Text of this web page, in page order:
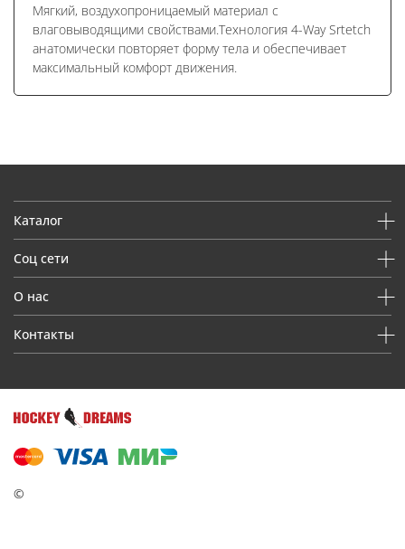
Мягкий, воздухопроницаемый материал с
влаговыводящими свойствами.Технология 4-Way Srtetch
анатомически повторяет форму тела и обеспечивает
максимальный комфорт движения.
Каталог
Соц сети
О нас
Контакты
©